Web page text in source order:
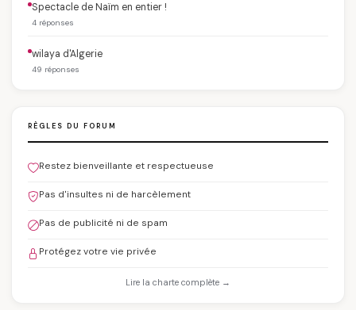
Spectacle de Naïm en entier !
4 réponses
wilaya d'Algerie
49 réponses
RÈGLES DU FORUM
Restez bienveillante et respectueuse
Pas d'insultes ni de harcèlement
Pas de publicité ni de spam
Protégez votre vie privée
Lire la charte complète →